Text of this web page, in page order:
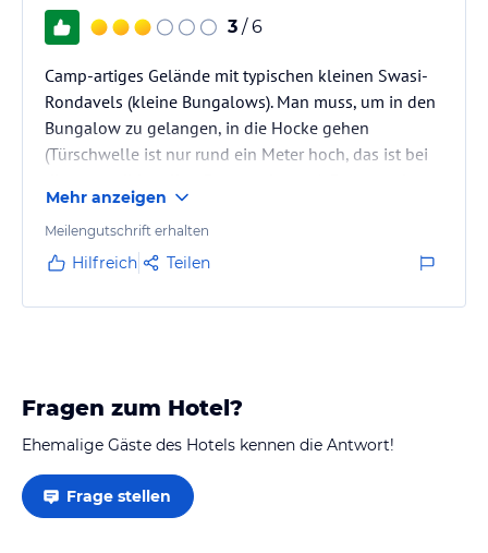
3 / 6
Camp-artiges Gelände mit typischen kleinen Swasi-
Rondavels (kleine Bungalows). Man muss, um in den
Bungalow zu gelangen, in die Hocke gehen
(Türschwelle ist nur rund ein Meter hoch, das ist bei
echtes Erlebnis. Die Übernachtung ist spottbillig. Das
Problem ist die nicht vorhandene Hitzedämmung.
Damit herrschen auch nachts in so einem Rondavel
Durchreise war es okay. An einer Safari habe ich dort
Mehr anzeigen
Meilengutschrift erhalten
Hilfreich Teilen
Fragen zum Hotel?
Ehemalige Gäste des Hotels kennen die Antwort!
Frage stellen